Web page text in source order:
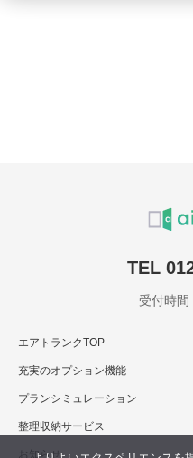
TEL
受付時
エアトランクTOP
充実のオプション機能
プランシミュレーション
整理収納サービス
お知らせ